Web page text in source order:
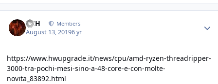
HSH Members
August 13, 20196 yr
https://www.hwupgrade.it/news/cpu/amd-ryzen-threadripper-
3000-tra-pochi-mesi-sino-a-48-core-e-con-molte-
novita_83892.html